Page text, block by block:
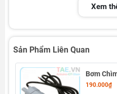
Xem
Sản Phẩm Liên Quan
Bơm
190.000₫